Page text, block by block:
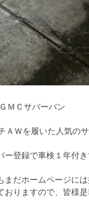
ＭＣサバーバン
ＡＷを履いた人気の
ー登録で車検１年付
まだホームページに
おりますので、皆様